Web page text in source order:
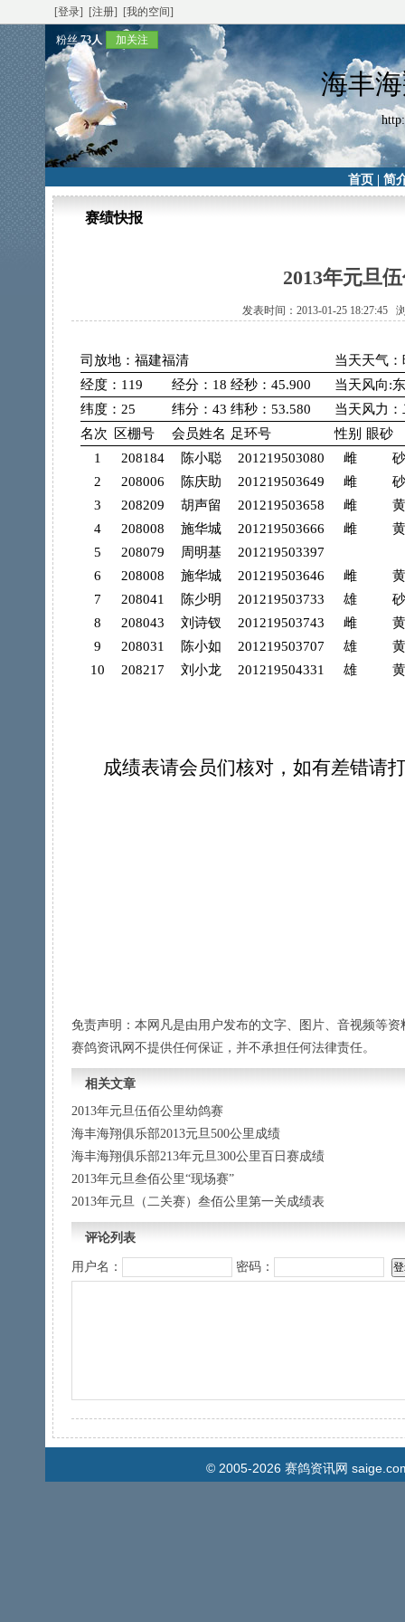
[登录] [注册] [我的空间]
粉丝73人 加关注
海丰
首页 简
赛绩快报
2013年元旦
发表时间：2013-01-25 18:27:45
司放地：福建福清
当天天气：
经度：119
经分：18 经秒：45.900
当天风向:
纬度：25
纬分：43 纬秒：53.580
当天风力
名次
区棚号 会员姓名 足环号 性别
眼砂
1
208184 陈小聪 201219503080 雌
砂
2
208006 陈庆助 201219503649 雌
砂
3
208209 胡声留 201219503658 雌
黄
4
208008 施华城 201219503666 雌
黄
5
208079 周明基
201219503397
6
208008 施华城 201219503646 雌
黄
7
208041 陈少明 201219503733 雄
砂
8
208043 刘诗钗 201219503743 雌
黄
9
208031 陈小如 201219503707 雄
黄
10
208217 刘小龙 201219504331 雄 黄
成绩表请会员们核对，如有差错请
免责声明：本网凡是由用户发布的文字、图片、音视频等
赛鸽资讯网不提供任何保证，并不承担任何法律责任。
相关文章
2013年元旦伍佰公里幼鸽赛
海丰海翔俱乐部2013元旦500公里成绩
海丰海翔俱乐部213年元旦300公里百日赛成绩
2013年元旦叁佰公里“现场赛”
2013年元旦（二关赛）叁佰公里第一关成绩表
评论列表
用户名： 密码：
© 2005-2026 赛鸽资讯网